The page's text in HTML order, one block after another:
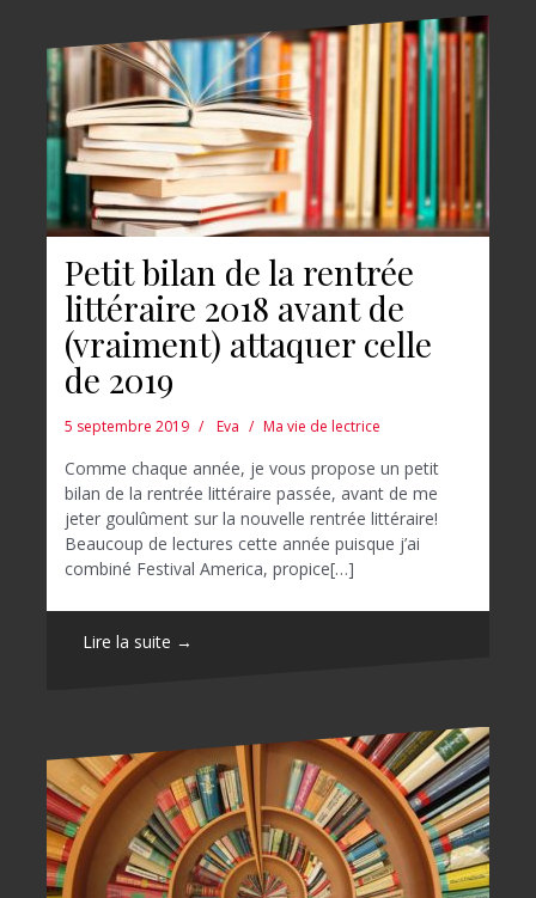
Petit bilan de la rentrée
littéraire 2018 avant de
(vraiment) attaquer celle
de 2019
5 septembre 2019 Eva Ma vie de lectrice
Comme chaque année, je vous propose un petit
bilan de la rentrée littéraire passée, avant de me
jeter goulûment sur la nouvelle rentrée littéraire!
Beaucoup de lectures cette année puisque j’ai
combiné Festival America, propice[…]
Lire la suite →